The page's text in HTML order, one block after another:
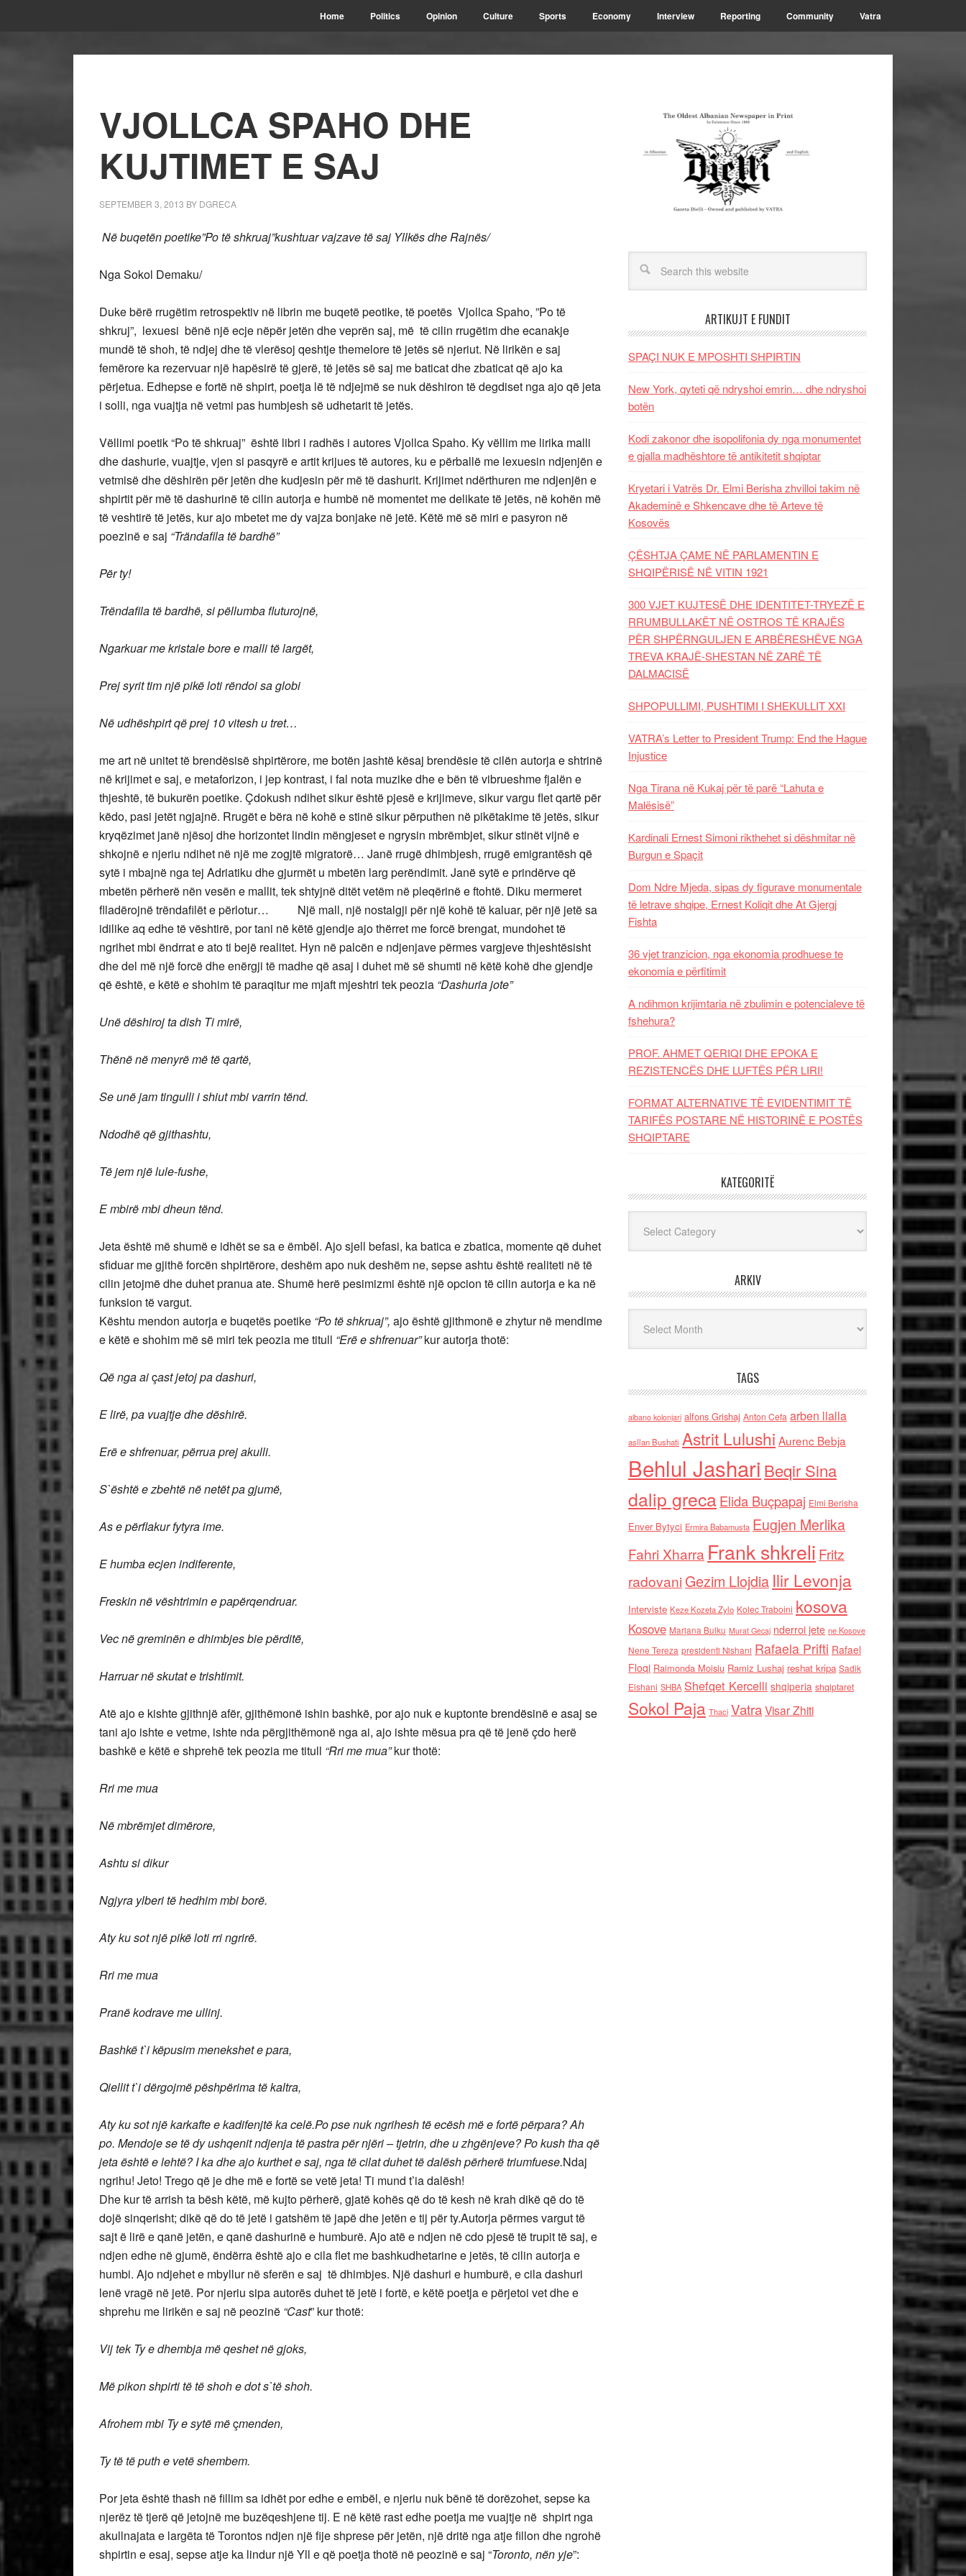
Home Politics Opinion Culture Sports Economy Interview Reporting Community Vatra
VJOLLCA SPAHO DHE
KUJTIMET E SAJ
SEPTEMBER 3, 2013 BY DGRECA
Nëbuqetën poetike”Po të shkruaj”kushtuar vajzave të saj Yllkës dhe Rajnës/
Nga Sokol Demaku/
Duke bërë rrugëtim retrospektiv në librin me buqetë peotike, të poetës Vjollca Spaho, ”Po të
shkruj”, lexuesi bënë një ecje nëpër jetën dhe veprën saj, më të cilin rrugëtim dhe ecanakje
mundë të shoh, të ndjej dhe të vlerësoj qeshtje themelore të jetës së njeriut. Në lirikën e saj
femërore ka rezervuar një hapësirë të gjerë, të jetës së saj me baticat dhe zbaticat që ajo ka
përjetua. Edhepse e fortë në shpirt, poetja lë të ndjejmë se nuk dëshiron të degdiset nga ajo që jeta
i solli, nga vuajtja në vetmi pas humbjesh së udhetarit të jetës.
Vëllimi poetik “Po të shkruaj” është libri i radhës i autores Vjollca Spaho. Ky vëllim me lirika malli
dhe dashurie, vuajtje, vjen si pasqyrë e artit krijues të autores, ku e përballë me lexuesin ndjenjën e
vetmisë dhe dëshirën për jetën dhe kudjesin për më të dashurit. Krijimet ndërthuren me ndjenjën e
shpirtit për më të dashurinë të cilin autorja e humbë në momentet me delikate të jetës, në kohën më
të veshtirë të jetës, kur ajo mbetet me dy vajza bonjake në jetë. Këtë më së miri e pasyron në
poezinë e saj “Trändafila të bardhë”
Për ty!
Trëndafila të bardhë, si pëllumba fluturojnë,
Ngarkuar me kristale bore e malli të largët,
Prej syrit tim një pikë loti rëndoi sa globi
Në udhëshpirt që prej 10 vitesh u tret…
me art në unitet të brendësisë shpirtërore, me botën jashtë kësaj brendësie të cilën autorja e shtrinë
në krijimet e saj, e metaforizon, i jep kontrast, i fal nota muzike dhe e bën të vibrueshme fjalën e
thjeshtë, të bukurën poetike. Çdokush ndihet sikur është pjesë e krijimeve, sikur vargu flet qartë për
këdo, pasi jetët ngjajnë. Rrugët e bëra në kohë e stinë sikur përputhen në pikëtakime të jetës, sikur
kryqëzimet janë njësoj dhe horizontet lindin mëngjeset e ngrysin mbrëmbjet, sikur stinët vijnë e
shkojnë e njeriu ndihet në një me zogjtë migratorë… Janë rrugë dhimbjesh, rrugë emigrantësh që
sytë i mbajnë nga tej Adriatiku dhe gjurmët u mbetën larg perëndimit. Janë sytë e prindërve që
mbetën përherë nën vesën e mallit, tek shtyjnë ditët vetëm në pleqërinë e ftohtë. Diku mermeret
flladërojnë trëndafilët e përlotur… Një mall, një nostalgji për një kohë të kaluar, për një jetë sa
idilike aq edhe të vështirë, por tani në këtë gjendje ajo thërret me forcë brengat, mundohet të
ngrihet mbi ëndrrat e ato ti bejë realitet. Hyn në palcën e ndjenjave përmes vargjeve thjeshtësisht
dhe del më një forcë dhe enërgji të madhe që asaj i duhet më së shumti në këtë kohë dhe gjendje
që është, e këtë e shohim të paraqitur me mjaft mjeshtri tek peozia “Dashuria jote”
Unë dëshiroj ta dish Ti mirë,
Thënë në menyrë më të qartë,
Se unë jam tingulli i shiut mbi varrin tënd.
Ndodhë që gjithashtu,
Të jem një lule-fushe,
E mbirë mbi dheun tënd.
Jeta është më shumë e idhët se sa e ëmbël. Ajo sjell befasi, ka batica e zbatica, momente që duhet
sfiduar me gjithë forcën shpirtërore, deshëm apo nuk deshëm ne, sepse ashtu është realiteti në të
cilin jetojmë dhe duhet pranua ate. Shumë herë pesimizmi është një opcion të cilin autorja e ka në
funksion të vargut.
Kështu mendon autorja e buqetës poetike “Po të shkruaj”, ajo është gjithmonë e zhytur në mendime
e këtë e shohim më së miri tek peozia me titull “Erë e shfrenuar”kur autorja thotë:
Që nga aiçast jetoj pa dashuri,
E lirë, pa vuajtje dhe dëshirë.
Erë e shfrenuar, përrua prej akulli.
S`është e zbehtë në netët pa gjumë,
As e përflakur fytyra ime.
E humba ecjen indiferente,
Freskin në vështrimin e papërqendruar.
Vec në greminën e dhimbjes bie përditë,
Harruar në skutat e trishtimit.
Atë ajo e kishte gjithnjë afër, gjithëmonë ishin bashkë, por ajo nuk e kuptonte brendësinë e asaj se
tani ajo ishte e vetme, ishte nda përgjithëmonë nga ai, ajo ishte mësua pra që të jenë çdo herë
bashkë e këtë e shprehë tek peozia me titull “Rri me mua”kur thotë:
Rri me mua
Në mbrëmjet dimërore,
Ashtu si dikur
Ngjyra ylberi të hedhim mbi borë.
Aty ku sot një pikë loti rri ngrirë.
Rri me mua
Pranë kodrave me ullinj.
Bashkë t`i këpusim menekshet e para,
Qiellit t`i dërgojmë pëshpërima të kaltra,
Aty ku sot një karkafte e kadifenjtë ka celë.Po pse nuk ngrihesh të ecësh më e fortë përpara? Ah
po. Mendoje se të dy ushqenit ndjenja të pastra për njëri – tjetrin, dhe u zhgënjeve? Po kush tha që
jeta është e lehtë? I ka dhe ajo kurthet e saj, nga të cilat duhet të dalësh përherë triumfuese.Ndaj
ngrihu! Jeto! Trego që je dhe më e fortë se vetë jeta! Ti mund t’ia dalësh!
Dhe kur të arrish ta bësh këtë, më kujto përherë, gjatë kohës që do të kesh në krah dikë që do të
dojë sinqerisht; dikë që do të jetë i gatshëm të japë dhe jetën e tij për ty.Autorja përmes vargut të
sajt ë lirë e qanë jetën, e qanë dashurinë e humburë. Ajo atë e ndjen në cdo pjesë të trupit të saj, e
ndjen edhe në gjumë, ëndërra është ajo e cila flet me bashkudhetarine e jetës, të cilin autorja e
humbi. Ajo ndjehet e mbyllur në sferën e saj të dhimbjes. Një dashuri e humburë, e cila dashuri
lenë vragë në jetë. Por njeriu sipa autorës duhet të jetë i fortë, e këtë poetja e përjetoi vet dhe e
shprehu me lirikën e saj në peozinë “Cast” kur thotë:
Vij tek Ty e dhembja më qeshet në gjoks,
Më pikon shpirti të të shoh e dot s`të shoh.
Afrohem mbi Ty e sytë mëçmenden,
Ty të të puth e vetë shembem.
Por jeta është thash në fillim sa idhët por edhe e embël, e njeriu nuk bënë të dorëzohet, sepse ka
njerëz të tjerë që jetojnë me buzëqeshjene tij. E në këtë rast edhe poetja me vuajtje në shpirt nga
akullnajata e largëta të Torontos ndjen një fije shprese për jetën, një dritë nga atje fillon dhe ngrohë
shpirtin e esaj, sepse atje ka lindur një Yll e që poetja thotë në peozinë e saj “Toronto, nën yje”:
ARTIKUJT E FUNDIT
SPAÇI NUK E MPOSHTI SHPIRTIN
New York, qyteti që ndryshoi emrin… dhe ndryshoi
botën
Kodi zakonor dhe isopolifonia dy nga monumentet
e gjalla madhështore të antikitetit shqiptar
Kryetari i Vatrës Dr. Elmi Berisha zhvilloi takim në
Akademinë e Shkencave dhe të Arteve të
Kosovës
ÇËSHTJA ÇAME NË PARLAMENTIN E
SHQIPËRISË NË VITIN 1921
300 VJET KUJTESË DHE IDENTITET-TRYEZË E
RRUMBULLAKËT NË OSTROS TË KRAJËS
PËR SHPËRNGULJEN E ARBËRESHËVE NGA
TREVA KRAJË-SHESTAN NË ZARË TË
DALMACISË
SHPOPULLIMI, PUSHTIMI I SHEKULLIT XXI
VATRA’s Letter to President Trump: End the Hague
Injustice
Nga Tirana në Kukaj për të parë “Lahuta e
Malësisë”
Kardinali Ernest Simoni rikthehet si dëshmitar në
Burgun e Spaçit
Dom Ndre Mjeda, sipas dy figurave monumentale
të letrave shqipe, Ernest Koliqit dhe At Gjergj
Fishta
36 vjet tranzicion, nga ekonomia prodhuese te
ekonomia e përfitimit
A ndihmon krijimtaria në zbulimin e potencialeve të
fshehura?
PROF. AHMET QERIQI DHE EPOKA E
REZISTENCЁS DHE LUFTЁS PЁR LIRI!
FORMAT ALTERNATIVE TË EVIDENTIMIT TË
TARIFËS POSTARE NË HISTORINË E POSTËS
SHQIPTARE
KATEGORITË
ARKIV
TAGS
albano kolonjari alfons Grishaj Anton Cefa arben llalla
asllan Bushati Astrit Lulushi Aurenc Bebja
Behlul Jashari Beqir Sina
dalip grecaElida Buçpapaj Elmi Berisha
Enver Bytyci Ermira Babamusta Eugjen Merlika
Fahri Xharra Frank shkreli Fritz
radovaniGezim Llojdia Ilir Levonja
Interviste Keze Kozeta Zylo Kolec Traboini kosova
Kosove Marjana Bulku Murat Gecaj nderroi jete ne Kosove
Nene Tereza presidenti Nishani Rafaela Prifti Rafael
Floqi Raimonda Moisiu Ramiz Lushaj reshat kripa Sadik
Elshani SHBA Shefqet Kercelli shqiperia shqiptaret
Sokol Paja Thaci VatraVisar Zhiti